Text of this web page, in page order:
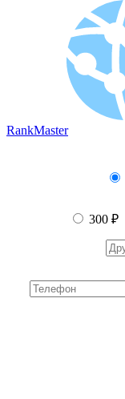
RankMaster
300 ₽